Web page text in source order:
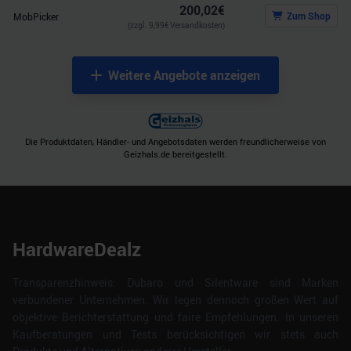
MobPicker 200,02€
(zzgl. 9,99€ Versandkosten)
Zum Shop
Weitere Angebote anzeigen
Die Produktdaten, Händler- und Angebotsdaten werden freundlicherweise von
Geizhals.de bereitgestellt.
HardwareDealz